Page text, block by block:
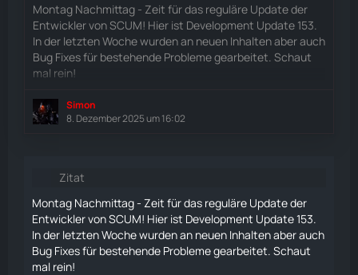
Montag Nachmittag - Zeit für das reguläre Update der
Entwickler von SCUM! Hier ist Development Update 153.
In der letzten Woche wurden an neuen Inhalten aber auch
Bug Fixes für bestehende Probleme gearbeitet. Schaut
mal rein!
Simon
8. Dezember 2025 um 16:02
Zitat
Montag Nachmittag - Zeit für das reguläre Update der
Entwickler von SCUM! Hier ist Development Update 153.
In der letzten Woche wurden an neuen Inhalten aber auch
Bug Fixes für bestehende Probleme gearbeitet. Schaut
mal rein!